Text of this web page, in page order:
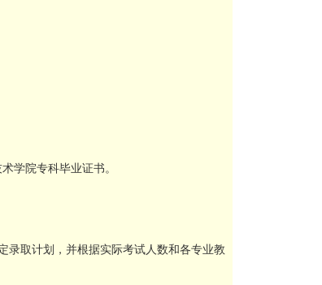
学院专科毕业证书。
录取计划，并根据实际考试人数和各专业教